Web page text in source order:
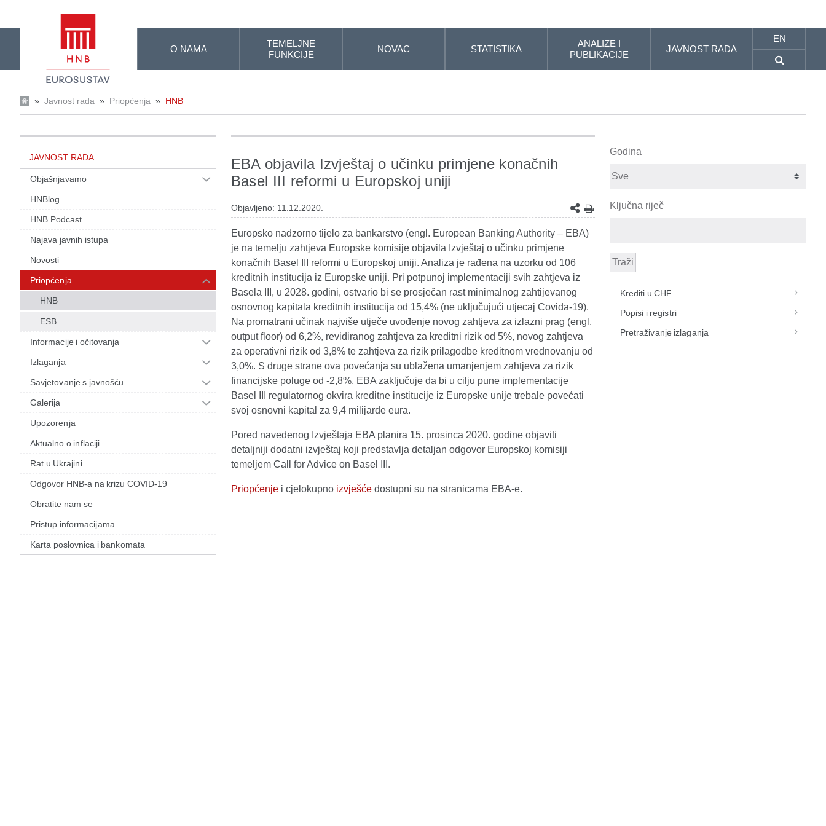
O NAMA
TEMELJNE
FUNKCIJE
NOVAC STATISTIKA
ANALIZE I
PUBLIKACIJE
JAVNOST RADA
EN
» Javnost rada » Priopćenja » HNB
JAVNOST RADA
Objašnjavamo
HNBlog
HNB Podcast
Najava javnih istupa
Novosti
Priopćenja
HNB
ESB
Informacije i očitovanja
Izlaganja
Savjetovanje s javnošću
Galerija
Upozorenja
Aktualno o inflaciji
Rat u Ukrajini
Odgovor HNB-a na krizu COVID-19
Obratite nam se
Pristup informacijama
Karta poslovnica i bankomata
EBA objavila Izvještaj o učinku primjene konačnih
Basel III reformi u Europskoj uniji
Objavljeno: 11.12.2020.
Europsko nadzorno tijelo za bankarstvo (engl. European Banking Authority – EBA)
je na temelju zahtjeva Europske komisije objavila Izvještaj o učinku primjene
konačnih Basel III reformi u Europskoj uniji. Analiza je rađena na uzorku od 106
kreditnih institucija iz Europske uniji. Pri potpunoj implementaciji svih zahtjeva iz
Basela III, u 2028. godini, ostvario bi se prosječan rast minimalnog zahtijevanog
osnovnog kapitala kreditnih institucija od 15,4% (ne uključujući utjecaj Covida-19).
Na promatrani učinak najviše utječe uvođenje novog zahtjeva za izlazni prag (engl.
output floor) od 6,2%, revidiranog zahtjeva za kreditni rizik od 5%, novog zahtjeva
za operativni rizik od 3,8% te zahtjeva za rizik prilagodbe kreditnom vrednovanju od
3,0%. S druge strane ova povećanja su ublažena umanjenjem zahtjeva za rizik
financijske poluge od -2,8%. EBA zaključuje da bi u cilju pune implementacije
Basel III regulatornog okvira kreditne institucije iz Europske unije trebale povećati
svoj osnovni kapital za 9,4 milijarde eura.
Pored navedenog Izvještaja EBA planira 15. prosinca 2020. godine objaviti
detaljniji dodatni izvještaj koji predstavlja detaljan odgovor Europskoj komisiji
temeljem Call for Advice on Basel III.
Priopćenje i cjelokupno izvješće dostupni su na stranicama EBA-e.
Godina
Ključna riječ
Traži
Krediti u CHF
Popisi i registri
Pretraživanje izlaganja